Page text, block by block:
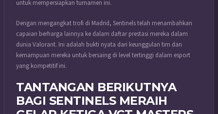
untuk mempersiapkan turnamen ini.
Dengan mengangkat trofi di Madrid, Sentinels telah menambahkan
capaian berharga lainnya ke dalam daftar prestasi mereka dalam
dunia Valorant. Ini adalah bukti nyata dari keunggulan tim dan
kemampuan mereka untuk bersaing di level tertinggi dalam esport
yang kompetitif ini.
TANTANGAN BERIKUTNYA
BAGI SENTINELS MERAIH